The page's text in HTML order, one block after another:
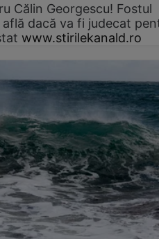
Călin Georgescu! Fostul
dacă va fi judecat
www.stirilekanald.ro